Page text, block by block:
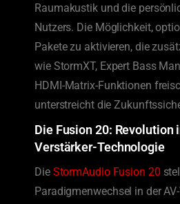
Raumakustik und die
Nutzers. Die Möglichkeit,
Pakete zu aktivieren, die
wie StormXT, Expert Bass
HDMI-Matrix-Funktionen
unterstreicht die
Die Fusion 20: Revolution
Verstärker-Technologie
Die StormAudio Fusion 20
Paradigmenwechsel in der